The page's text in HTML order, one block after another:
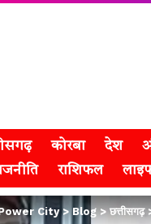
कोरबा देश
राशिफल
City> Blog>छत्तीसगढ़